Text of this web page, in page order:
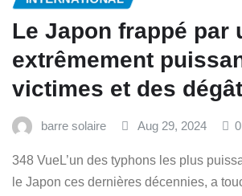
Le Japon frappé par
extrêmement
victimes et des
barre solaire Aug 29, 2024 0
348 VueL’un des typhons les plus
le Japon ces dernières décennies, a